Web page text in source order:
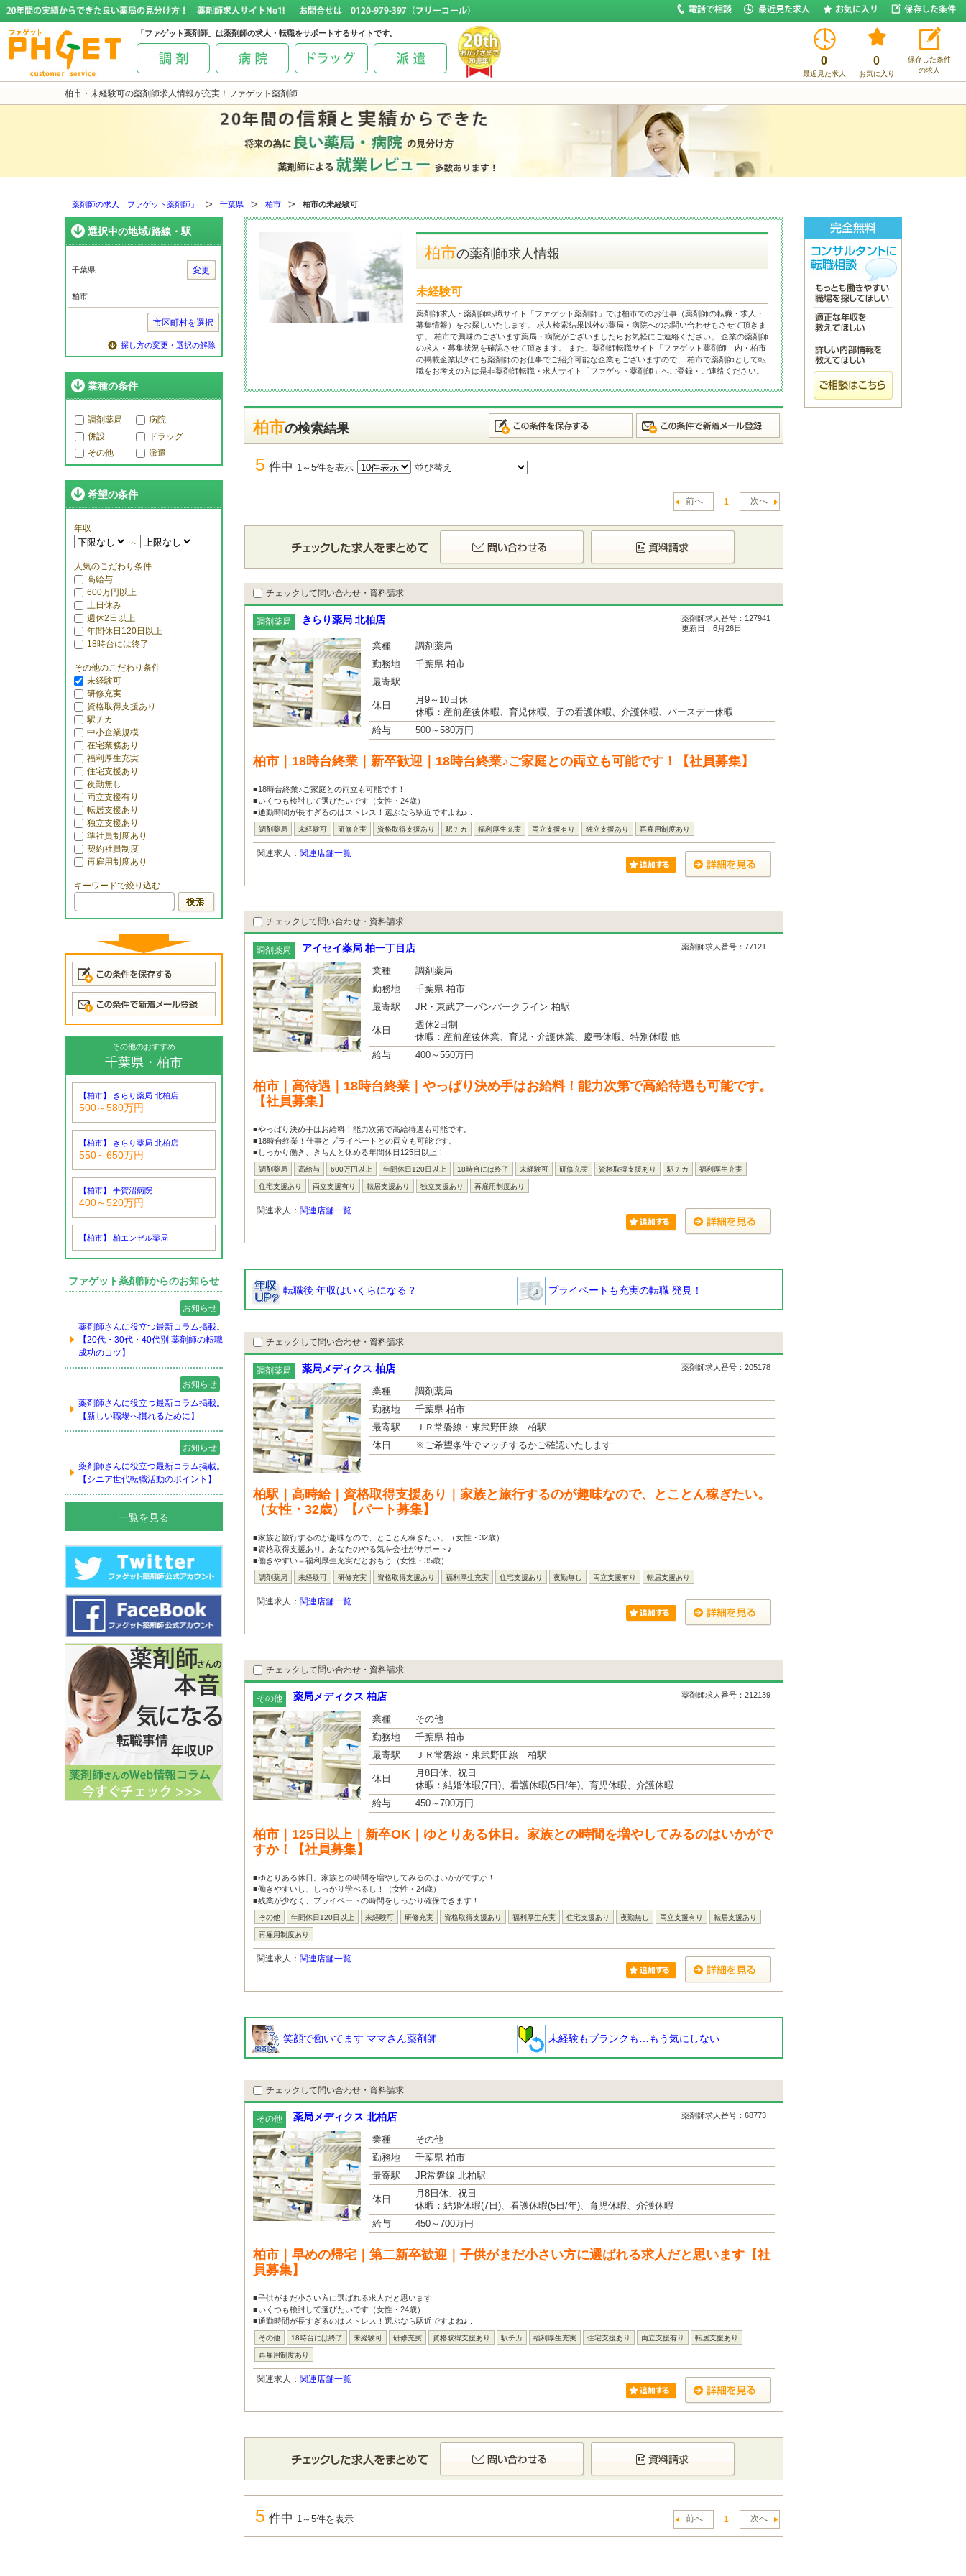
柏市・未経験可の薬剤師求人情報が充実！ファゲット薬剤師
「ファゲット薬剤師」は薬剤師の求人・転職をサポートするサイトです。
0
最近見た求人
0
お気に入り
保存した条件
の求人
薬剤師の求人「ファゲット薬剤師」 千葉県 柏市 柏市の未経験可
選択中の地域/路線・駅
千葉県 変更
柏市
市区町村を選択
探し方の変更・選択の解除
業種の条件
調剤薬局
病院
併設
ドラッグ
その他
派遣
希望の条件
年収
～
人気のこだわり条件
高給与
600万円以上
土日休み
週休2日以上
年間休日120日以上
18時台には終了
その他のこだわり条件
未経験可
研修充実
資格取得支援あり
駅チカ
中小企業規模
在宅業務あり
福利厚生充実
住宅支援あり
夜勤無し
両立支援有り
転居支援あり
独立支援あり
準社員制度あり
契約社員制度
再雇用制度あり
キーワードで絞り込む
その他のおすすめ
千葉県・柏市
【柏市】 きらり薬局 北柏店
500～580万円
【柏市】 きらり薬局 北柏店
550～650万円
【柏市】 手賀沼病院
400～520万円
【柏市】 柏エンゼル薬局
ファゲット薬剤師からのお知らせ
お知らせ
薬剤師さんに役立つ最新コラム掲載。
【20代・30代・40代別 薬剤師の転職
成功のコツ】
お知らせ
薬剤師さんに役立つ最新コラム掲載。
【新しい職場へ慣れるために】
お知らせ
薬剤師さんに役立つ最新コラム掲載。
【シニア世代転職活動のポイント】
一覧を見る
柏市の薬剤師求人情報
未経験可
薬剤師求人・薬剤師転職サイト「ファゲット薬剤師」では柏市でのお仕事（薬剤師の転職・求人・
募集情報）をお探しいたします。 求人検索結果以外の薬局・病院へのお問い合わせもさせて頂きま
す。 柏市で興味のございます薬局・病院がございましたらお気軽にご連絡ください。 企業の薬剤師
の求人・募集状況を確認させて頂きます。 また、薬剤師転職サイト「ファゲット薬剤師」内・柏市
の掲載企業以外にも薬剤師のお仕事でご紹介可能な企業もございますので、 柏市で薬剤師として転
職をお考えの方は是非薬剤師転職・求人サイト「ファゲット薬剤師」へご登録・ご連絡ください。
柏市の検索結果
5 件中 1～5件を表示 並び替え
前へ 1 次へ
チェックして問い合わせ・資料請求
調剤薬局 きらり薬局 北柏店
薬剤師求人番号：127941
更新日：6月26日
業種
調剤薬局
勤務地
千葉県 柏市
最寄駅
休日
月9～10日休
休暇：産前産後休暇、育児休暇、子の看護休暇、介護休暇、バースデー休暇
給与
500～580万円
柏市｜18時台終業｜新卒歓迎｜18時台終業♪ご家庭との両立も可能です！【社員募集】
■18時台終業♪ご家庭との両立も可能です！
■いくつも検討して選びたいです（女性・24歳）
■通勤時間が長すぎるのはストレス！選ぶなら駅近ですよね♪..
調剤薬局 未経験可 研修充実 資格取得支援あり 駅チカ 福利厚生充実 両立支援有り 独立支援あり 再雇用制度あり
関連求人： 関連店舗一覧
チェックして問い合わせ・資料請求
調剤薬局 アイセイ薬局 柏一丁目店 薬剤師求人番号：77121
業種
調剤薬局
勤務地
千葉県 柏市
最寄駅
JR・東武アーバンパークライン 柏駅
休日
週休2日制
休暇：産前産後休業、育児・介護休業、慶弔休暇、特別休暇 他
給与
400～550万円
柏市｜高待遇｜18時台終業｜やっぱり決め手はお給料！能力次第で高給待遇も可能です。
【社員募集】
■やっぱり決め手はお給料！能力次第で高給待遇も可能です。
■18時台終業！仕事とプライベートとの両立も可能です。
■しっかり働き、きちんと休める年間休日125日以上！..
調剤薬局 高給与 600万円以上 年間休日120日以上 18時台には終了 未経験可 研修充実 資格取得支援あり 駅チカ 福利厚生充実
住宅支援あり 両立支援有り 転居支援あり 独立支援あり 再雇用制度あり
関連求人： 関連店舗一覧
転職後 年収はいくらになる？ プライベートも充実の転職 発見！
チェックして問い合わせ・資料請求
調剤薬局 薬局メディクス 柏店 薬剤師求人番号：205178
業種
調剤薬局
勤務地
千葉県 柏市
最寄駅
ＪＲ常磐線・東武野田線 柏駅
休日
※ご希望条件でマッチするかご確認いたします
柏駅｜高時給｜資格取得支援あり｜家族と旅行するのが趣味なので、とことん稼ぎたい。
（女性・32歳）【パート募集】
■家族と旅行するのが趣味なので、とことん稼ぎたい。（女性・32歳）
■資格取得支援あり。あなたのやる気を会社がサポート♪
■働きやすい＝福利厚生充実だとおもう（女性・35歳）..
調剤薬局 未経験可 研修充実 資格取得支援あり 福利厚生充実 住宅支援あり 夜勤無し 両立支援有り 転居支援あり
関連求人： 関連店舗一覧
チェックして問い合わせ・資料請求
その他 薬局メディクス 柏店 薬剤師求人番号：212139
業種
その他
勤務地
千葉県 柏市
最寄駅
ＪＲ常磐線・東武野田線 柏駅
休日
月8日休、祝日
休暇：結婚休暇(7日)、看護休暇(5日/年)、育児休暇、介護休暇
給与
450～700万円
柏市｜125日以上｜新卒OK｜ゆとりある休日。家族との時間を増やしてみるのはいかがで
すか！【社員募集】
■ゆとりある休日。家族との時間を増やしてみるのはいかがですか！
■働きやすいし、しっかり学べるし！（女性・24歳）
■残業が少なく、プライベートの時間をしっかり確保できます！..
その他 年間休日120日以上 未経験可 研修充実 資格取得支援あり 福利厚生充実 住宅支援あり 夜勤無し 両立支援有り 転居支援あり
再雇用制度あり
関連求人： 関連店舗一覧
笑顔で働いてます ママさん薬剤師 未経験もブランクも…もう気にしない
チェックして問い合わせ・資料請求
その他 薬局メディクス 北柏店 薬剤師求人番号：68773
業種
その他
勤務地
千葉県 柏市
最寄駅
JR常磐線 北柏駅
休日
月8日休、祝日
休暇：結婚休暇(7日)、看護休暇(5日/年)、育児休暇、介護休暇
給与
450～700万円
柏市｜早めの帰宅｜第二新卒歓迎｜子供がまだ小さい方に選ばれる求人だと思います【社
員募集】
■子供がまだ小さい方に選ばれる求人だと思います
■いくつも検討して選びたいです（女性・24歳）
■通勤時間が長すぎるのはストレス！選ぶなら駅近ですよね♪..
その他 18時台には終了 未経験可 研修充実 資格取得支援あり 駅チカ 福利厚生充実 住宅支援あり 両立支援有り 転居支援あり
再雇用制度あり
関連求人： 関連店舗一覧
5 件中 1～5件を表示 前へ 1 次へ